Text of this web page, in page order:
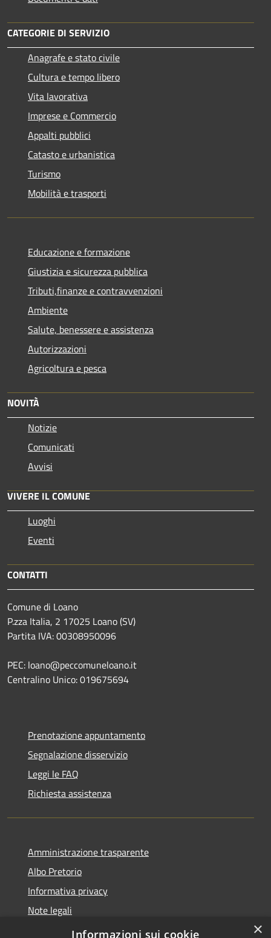
CATEGORIE DI SERVIZIO
Anagrafe e stato civile
Cultura e tempo libero
Vita lavorativa
Imprese e Commercio
Appalti pubblici
Catasto e urbanistica
Turismo
Mobilità e trasporti
Educazione e formazione
Giustizia e sicurezza pubblica
Tributi,finanze e contravvenzioni
Ambiente
Salute, benessere e assistenza
Autorizzazioni
Agricoltura e pesca
NOVITÀ
Notizie
Comunicati
Avvisi
VIVERE IL COMUNE
Luoghi
Eventi
CONTATTI
Comune di Loano
P.zza Italia, 2 17025 Loano (SV)
Partita IVA: 00308950096
PEC: loano@peccomuneloano.it
Centralino Unico: 019675694
Prenotazione appuntamento
Segnalazione disservizio
Leggi le FAQ
Richiesta assistenza
Amministrazione trasparente
Albo Pretorio
Informativa privacy
Note legali
Dichiarazione di accessibilità
×
Informazioni sui cookie